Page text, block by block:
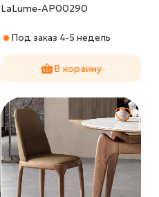
LaLume-AP00290
Под заказ 4-5 недель
В корзину